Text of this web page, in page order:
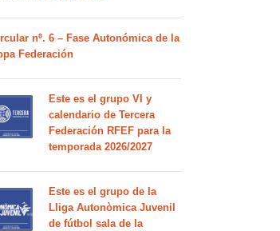
nº. 6 – Fase Autonómica de la
Federación
Este es el grupo VI y
calendario de Tercera
Federación RFEF para la
temporada 2026/2027
Este es el grupo de la
Lliga Autonòmica Juvenil
de fútbol sala de la